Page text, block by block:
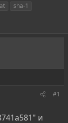
sha-1
#1
и